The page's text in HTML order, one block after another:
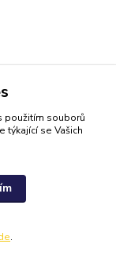
použitím souborů
týkající se Vašich
.